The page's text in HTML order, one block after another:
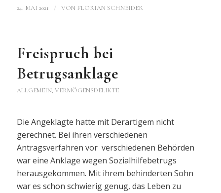
24. MAI 2021 / VON FLORIAN SCHNEIDER
Freispruch bei
Betrugsanklage
ALLGEMEIN, VERMÖGENSDELIKTE
Die Angeklagte hatte mit Derartigem nicht
gerechnet. Bei ihren verschiedenen
Antragsverfahren vor verschiedenen Behörden
war eine Anklage wegen Sozialhilfebetrugs
herausgekommen. Mit ihrem behinderten Sohn
war es schon schwierig genug, das Leben zu